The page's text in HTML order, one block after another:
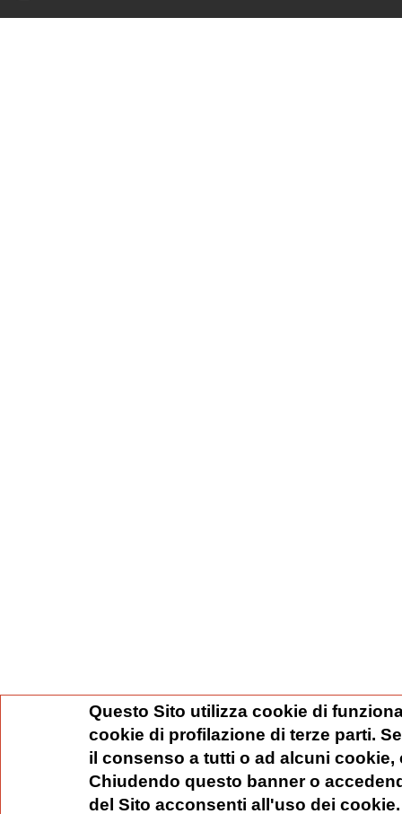
Questo Sito utilizza cookie di
cookie di profilazione di terze parti.
il consenso a tutti o ad alcuni
Chiudendo questo banner o
del Sito acconsenti all'uso dei cookie.